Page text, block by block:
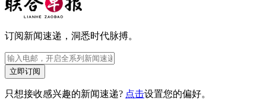
订阅新闻速递，洞悉时代脉搏。
立即订阅
只想接收感兴趣的新闻速递? 点击设置您的偏好。